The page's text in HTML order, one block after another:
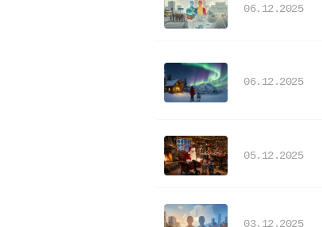
06.12.2025
06.12.2025
05.12.2025
03.12.2025